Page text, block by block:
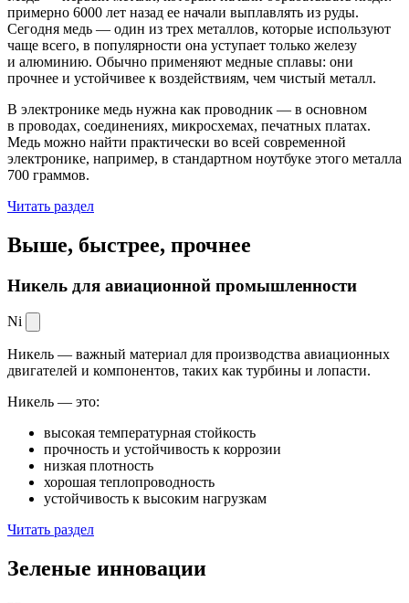
примерно 6000 лет назад ее начали выплавлять из руды.
Сегодня медь — один из трех металлов, которые используют
чаще всего, в популярности она уступает только железу
и алюминию. Обычно применяют медные сплавы: они
прочнее и устойчивее к воздействиям, чем чистый металл.
В электронике медь нужна как проводник — в основном
в проводах, соединениях, микросхемах, печатных платах.
Медь можно найти практически во всей современной
электронике, например, в стандартном ноутбуке этого металла
700 граммов.
Читать раздел
Выше, быстрее, прочнее
Никель для авиационной промышленности
Ni
Никель — важный материал для производства авиационных
двигателей и компонентов, таких как турбины и лопасти.
Никель — это:
высокая температурная стойкость
прочность и устойчивость к коррозии
низкая плотность
хорошая теплопроводность
устойчивость к высоким нагрузкам
Читать раздел
Зеленые инновации